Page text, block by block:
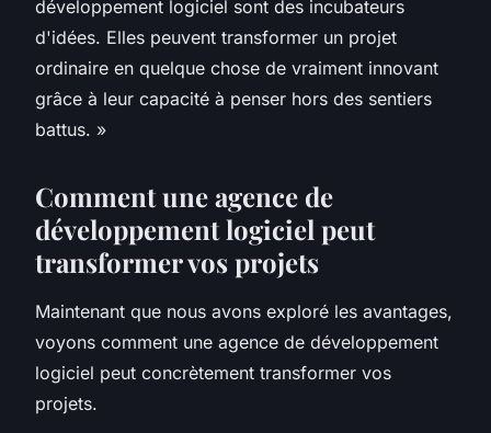
développement logiciel sont des incubateurs
d'idées. Elles peuvent transformer un projet
ordinaire en quelque chose de vraiment innovant
grâce à leur capacité à penser hors des sentiers
battus. »
Comment une agence de
développement logiciel peut
transformer vos projets
Maintenant que nous avons exploré les avantages,
voyons comment une agence de développement
logiciel peut concrètement transformer vos
projets.